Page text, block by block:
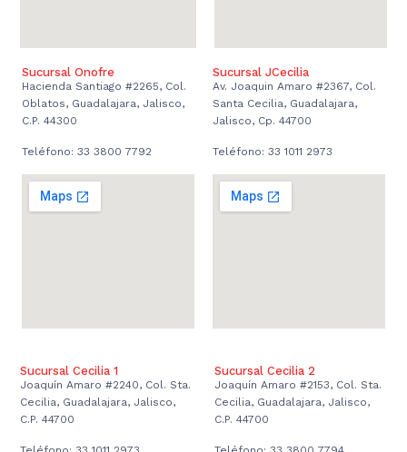
Sucursal Onofre
Hacienda Santiago #2265, Col.
Oblatos, Guadalajara, Jalisco,
C.P. 44300
Teléfono: 33 3800 7792
Sucursal JCecilia
Av. Joaquin Amaro #2367, Col.
Santa Cecilia, Guadalajara,
Jalisco, Cp. 44700
Teléfono: 33 1011 2973
Sucursal Cecilia 1
Joaquín Amaro #2240, Col. Sta.
Cecilia, Guadalajara, Jalisco,
C.P. 44700
Sucursal Cecilia 2
Joaquín Amaro #2153, Col. Sta.
Cecilia, Guadalajara, Jalisco,
C.P. 44700